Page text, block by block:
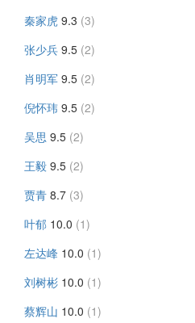
秦家虎 9.3 (3)
张少兵 9.5 (2)
肖明军 9.5 (2)
倪怀玮 9.5 (2)
吴思 9.5 (2)
王毅 9.5 (2)
贾青 8.7 (3)
叶郁 10.0 (1)
左达峰 10.0 (1)
刘树彬 10.0 (1)
蔡辉山 10.0 (1)